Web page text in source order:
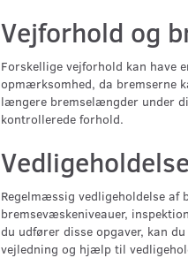
Vejforhold og
Forskellige vejforhold kan have
opmærksomhed, da bremserne
længere bremselængder under
kontrollerede forhold.
Regelmæssig vedligeholdelse
bremsevæskeniveauer,
du udfører disse opgaver, kan
vejledning og hjælp til